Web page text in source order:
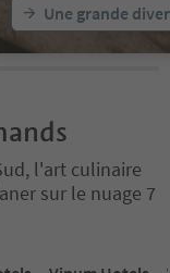
Une grande
l'art culinaire
sur le nuage 7
un onglet